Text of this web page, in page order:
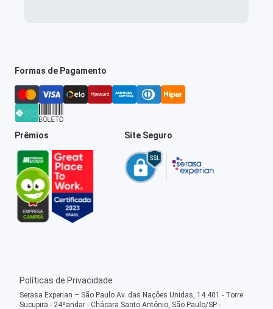
Formas de Pagamento
Prêmios Site Seguro
Políticas de Privacidade
Serasa Experian – São Paulo Av. das Nações Unidas, 14.401 - Torre
Sucupira - 24ºandar - Chácara Santo Antônio, São Paulo/SP -